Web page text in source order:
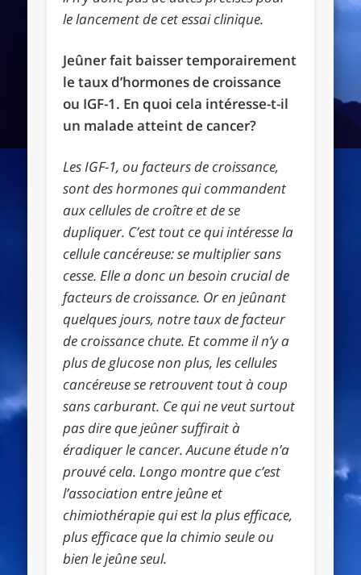
le lancement de cet essai clinique.
Jeûner fait baisser temporairement
le taux d’hormones de croissance
ou IGF-1. En quoi cela intéresse-t-il
un malade atteint de cancer?
Les IGF-1, ou facteurs de croissance,
sont des hormones qui commandent
aux cellules de croître et de se
dupliquer. C’est tout ce qui intéresse la
cellule cancéreuse: se multiplier sans
cesse. Elle a donc un besoin crucial de
facteurs de croissance. Or en jeûnant
quelques jours, notre taux de facteur
de croissance chute. Et comme il n’y a
plus de glucose non plus, les cellules
cancéreuse se retrouvent tout à coup
sans carburant. Ce qui ne veut surtout
pas dire que jeûner suffirait à
éradiquer le cancer. Aucune étude n’a
prouvé cela. Longo montre que c’est
l’association entre jeûne et
chimiothérapie qui est la plus efficace,
plus efficace que la chimio seule ou
bien le jeûne seul.